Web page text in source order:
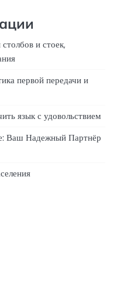
и стоек,
первой передачи и
язык с удовольствием
Ваш Надежный Партнёр